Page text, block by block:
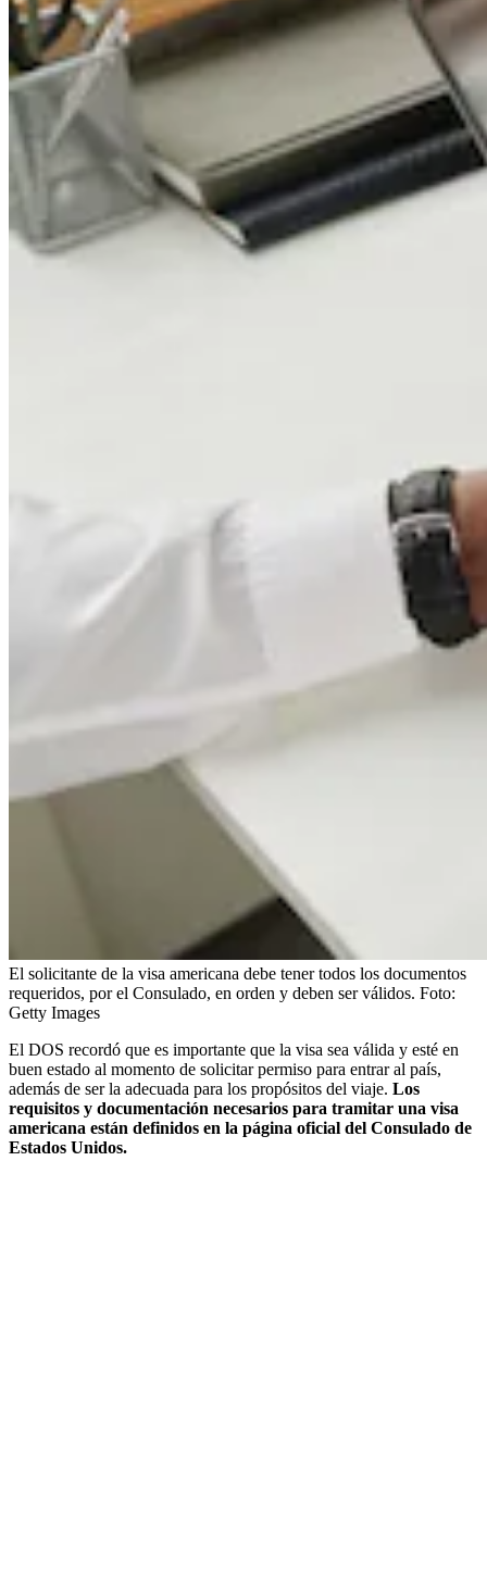
El solicitante de la visa americana debe tener todos los documentos
requeridos, por el Consulado, en orden y deben ser válidos. Foto:
Getty Images
El DOS recordó que es importante que la visa sea válida y esté en
buen estado al momento de solicitar permiso para entrar al país,
además de ser la adecuada para los propósitos del viaje. Los
requisitos y documentación necesarios para tramitar una visa
americana están definidos en la página oficial del Consulado de
Estados Unidos.